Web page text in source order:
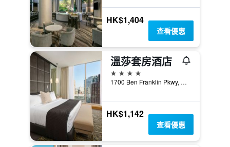
HK$1,404
查看優惠
溫莎套房酒店
4星級
1700 Ben Franklin Pkwy, 費城, PA, 美國
HK$1,142
查看優惠